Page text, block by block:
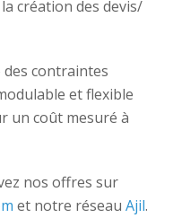
création des devis/
des contraintes
et flexible
un coût mesuré à
nos offres sur
et notre réseauAjil.